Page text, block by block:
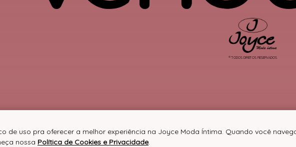
® TODOS DIREITOS RESERVADOS
de uso pra oferecer a melhor experiência na Joyce Moda Íntima. Quando você
nossa Política de Cookies e Privacidade.